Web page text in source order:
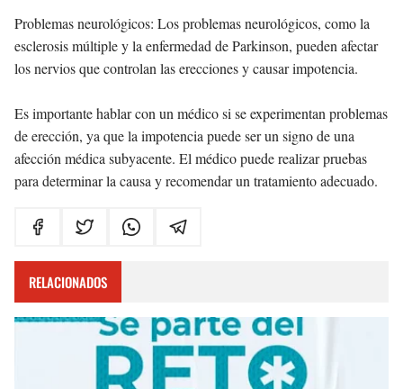
Problemas neurológicos: Los problemas neurológicos, como la
esclerosis múltiple y la enfermedad de Parkinson, pueden afectar
los nervios que controlan las erecciones y causar impotencia.
Es importante hablar con un médico si se experimentan problemas
de erección, ya que la impotencia puede ser un signo de una
afección médica subyacente. El médico puede realizar pruebas
para determinar la causa y recomendar un tratamiento adecuado.
RELACIONADOS